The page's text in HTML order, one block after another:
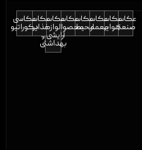
عکاسی
صنعتی
عکاسی
هوایی
عکاسی
معماری
عکاسی
محیطی
عکاسی
محصولات
عکاسی
لوازم
آرایشی و
بهداشتی
عکاسی
غذایی
عکاسی
دکوراتیو